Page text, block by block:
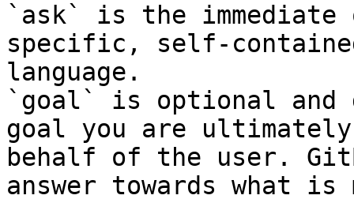
`ask` is the
specific, self-
language.
`goal` is optional and
goal you are
behalf of the user.
answer towards what